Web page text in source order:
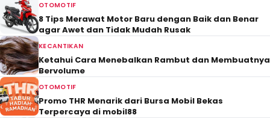
OTOMOTIF
8 Tips Merawat Motor Baru dengan Baik dan Benar
agar Awet dan Tidak Mudah Rusak
KECANTIKAN
Ketahui Cara Menebalkan Rambut dan Membuatnya
Bervolume
OTOMOTIF
Promo THR Menarik dari Bursa Mobil Bekas
Terpercaya di mobil88